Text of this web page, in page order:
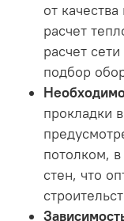
от
расчет
расчет
подбор
прокладки
потолком,
стен, что